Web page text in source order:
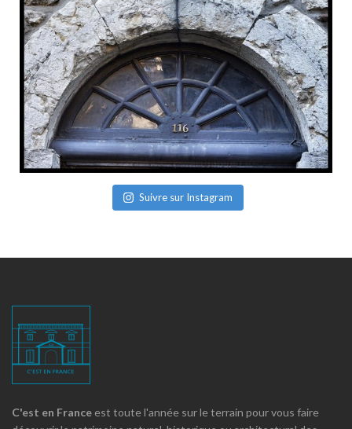
Suivre sur Instagram
C'est en France est toute l'année sur le terrain pour vous faire